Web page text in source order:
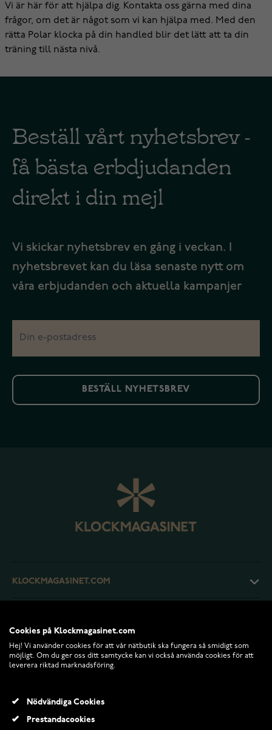
Vi är här för att hjälpa dig. Kontakta oss gärna med dina
frågor, om det är något som vi kan hjälpa med. Med den
rätta Polar klocka på din handled blir det lätt att ta din
träning till nästa nivå.
Beställ vårt nyhetsbrev -
få bästa erbdjudanden
direkt i din mejl
Vi skickar nyhetsbrev en gång i veckan. I
nyhetsbrevet kan du läsa senaste nytt om
våra erbjudanden och aktuella kampanjer
BESTÄLL NYHETSBREV
KLOCKMAGASINET.COM
RETURER OCH VILLKOR
Cookies på Klockmagasinet.com
Hej! Vi använder cookies för att vår nätbutik ska fungera så smidigt som
möjligt. Om du ger oss ditt samtycke kan vi också använda cookies för att
leverera riktad marknadsföring.
Nödvändiga Cookies
Prestandacookies